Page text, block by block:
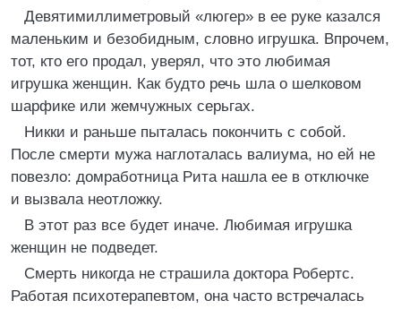
Девятимиллиметровый «люгер» в ее руке казался
маленьким и безобидным, словно игрушка. Впрочем,
тот, кто его продал, уверял, что это любимая
игрушка женщин. Как будто речь шла о шелковом
шарфике или жемчужных серьгах.
Никки и раньше пыталась покончить с собой.
После смерти мужа наглоталась валиума, но ей не
повезло: домработница Рита нашла ее в отключке
и вызвала неотложку.
В этот раз все будет иначе. Любимая игрушка
женщин не подведет.
Смерть никогда не страшила доктора Робертс.
Работая психотерапевтом, она часто встречалась